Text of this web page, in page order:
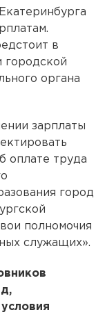
в
городской
органа
зарплаты
оплате труда
город
полномочия
служащих».